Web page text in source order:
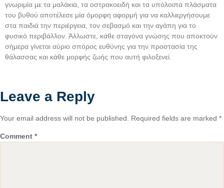
γνωριμία με τα μαλάκια, τα οστρακοειδή και τα υπόλοιπα πλάσματα
του βυθού αποτέλεσε μία όμορφη αφορμή για να καλλιεργήσουμε
στα παιδιά την περιέργεια, τον σεβασμό και την αγάπη για το
φυσικό περιβάλλον. Άλλωστε, κάθε σταγόνα γνώσης που αποκτούν
σήμερα γίνεται αύριο σπόρος ευθύνης για την προστασία της
θάλασσας και κάθε μορφής ζωής που αυτή φιλοξενεί.
Leave a Reply
Your email address will not be published. Required fields are marked *
Comment *